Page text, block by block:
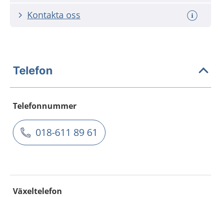
Kontakta oss
Telefon
Telefonnummer
018-611 89 61
Växeltelefon